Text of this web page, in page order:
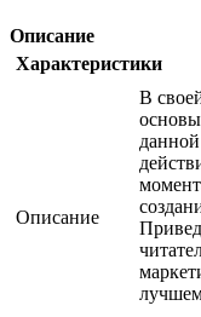
Описание
Характеристики
Описание
В